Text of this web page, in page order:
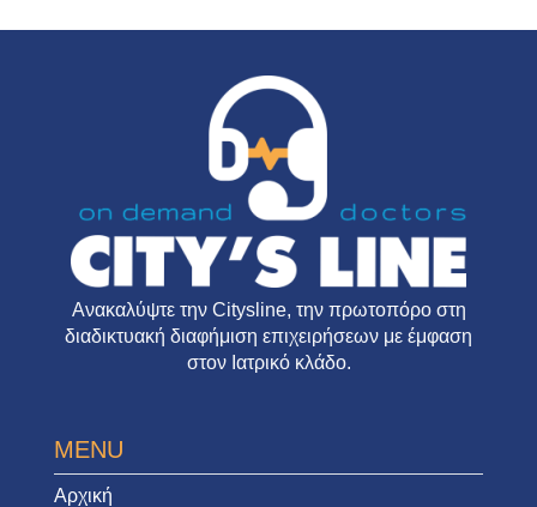
Ανακαλύψτε την Citysline, την πρωτοπόρο στη
διαδικτυακή διαφήμιση επιχειρήσεων με έμφαση
στον Ιατρικό κλάδο.
MENU
Αρχική